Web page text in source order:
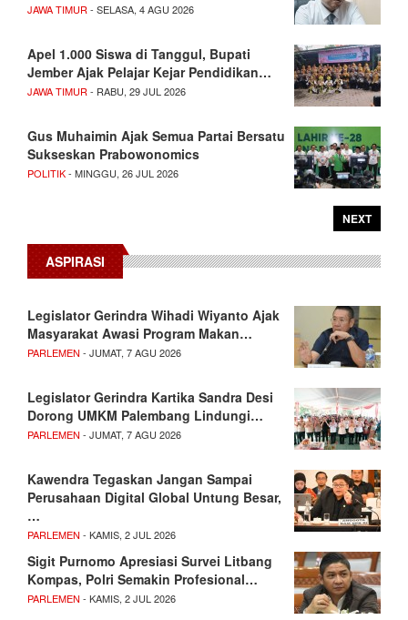
JAWA TIMUR - SELASA, 4 AGU 2026
Apel 1.000 Siswa di Tanggul, Bupati
Jember Ajak Pelajar Kejar Pendidikan…
JAWA TIMUR - RABU, 29 JUL 2026
Gus Muhaimin Ajak Semua Partai Bersatu
Sukseskan Prabowonomics
POLITIK- MINGGU, 26 JUL 2026
NEXT
ASPIRASI
Legislator Gerindra Wihadi Wiyanto Ajak
Masyarakat Awasi Program Makan…
PARLEMEN - JUMAT, 7 AGU 2026
Legislator Gerindra Kartika Sandra Desi
Dorong UMKM Palembang Lindungi…
PARLEMEN - JUMAT, 7 AGU 2026
Kawendra Tegaskan Jangan Sampai
Perusahaan Digital Global Untung Besar,
…
PARLEMEN - KAMIS, 2 JUL 2026
Sigit Purnomo Apresiasi Survei Litbang
Kompas, Polri Semakin Profesional…
PARLEMEN - KAMIS, 2 JUL 2026